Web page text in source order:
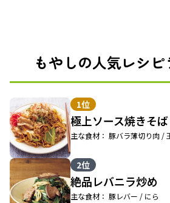
もやしの人気レシ
1位
極上ソース焼きそば
主な食材： 豚バラ薄切り肉 /
2位
絶品レバニラ炒め
主な食材： 豚レバー / にら